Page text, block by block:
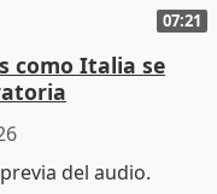
07:21
como Italia se